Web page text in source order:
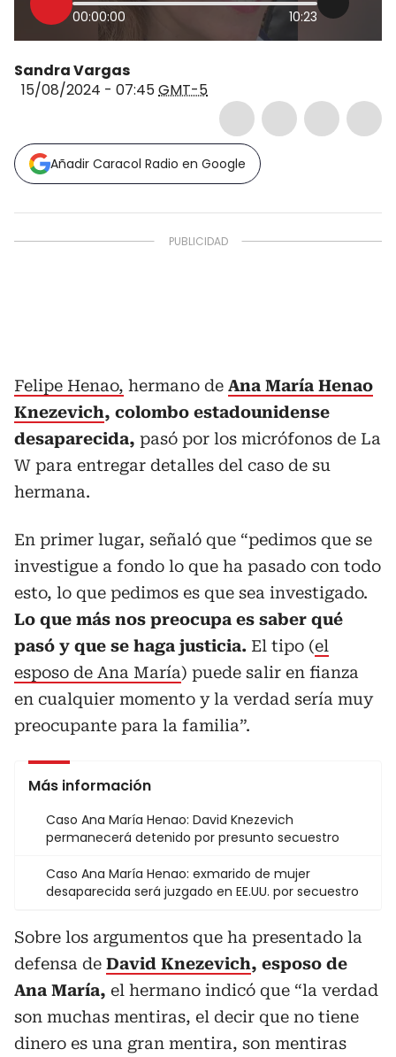
00:00:00 10:23
Sandra Vargas
15/08/2024 - 07:45GMT-5
Añadir Caracol Radio en Google
Felipe Henao, hermano de Ana María Henao
Knezevich, colombo estadounidense
desaparecida, pasó por los micrófonos de La
W para entregar detalles del caso de su
hermana.
En primer lugar, señaló que “pedimos que se
investigue a fondo lo que ha pasado con todo
esto, lo que pedimos es que sea investigado.
Lo que más nos preocupa es saber qué
pasó y que se haga justicia. El tipo (el
esposo de Ana María) puede salir en fianza
en cualquier momento y la verdad sería muy
preocupante para la familia”.
Más información
Caso Ana María Henao: David Knezevich
permanecerá detenido por presunto secuestro
Caso Ana María Henao: exmarido de mujer
desaparecida será juzgado en EE.UU. por secuestro
Sobre los argumentos que ha presentado la
defensa de David Knezevich, esposo de
Ana María, el hermano indicó que “la verdad
son muchas mentiras, el decir que no tiene
dinero es una gran mentira, son mentiras